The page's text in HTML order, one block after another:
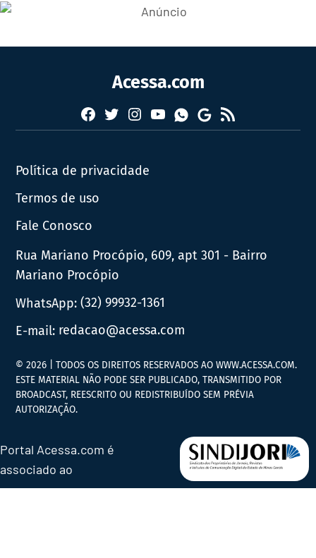
Acessa.com
Facebook
TwitterInstagram
YouTubeWhatsapp
Google
News
RSS
Política de privacidade
Termos de uso
Fale Conosco
Rua Mariano Procópio, 609, apt 301 - Bairro
Mariano Procópio
WhatsApp:(32) 99932-1361
E-mail: redacao@acessa.com
© 2026 | TODOS OS DIREITOS RESERVADOS AO WWW.ACESSA.COM.
ESTE MATERIAL NÃO PODE SER PUBLICADO, TRANSMITIDO POR
BROADCAST, REESCRITO OU REDISTRIBUÍDO SEM PRÉVIA
AUTORIZAÇÃO.
Portal Acessa.com é
associado ao